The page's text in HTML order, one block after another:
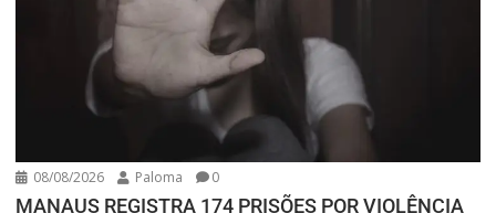
08/08/2026 Paloma 0
MANAUS REGISTRA 174 PRISÕES POR VIOLÊNCIA